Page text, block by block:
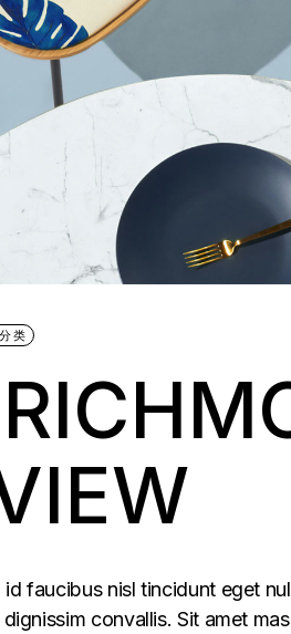
类
faucibus nisl tincidunt eget
convallis. Sit amet